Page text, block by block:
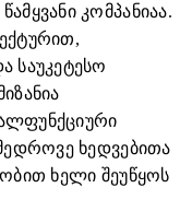
კომპანიაა.
საუკეტესო
ხედვებითა
ხელი შეუწყოს